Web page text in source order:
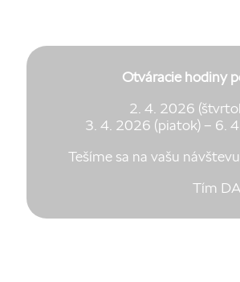
Otváracie hodiny
2. 4. 2026
3. 4. 2026 (piatok) – 6.
Tešíme sa na vašu
Tím